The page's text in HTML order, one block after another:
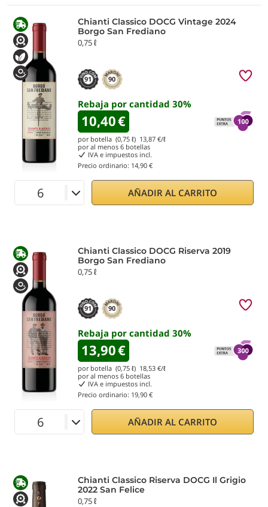
Chianti Classico DOCG Vintage 2024
Borgo San Frediano
0,75 ℓ
91 90
Rebaja por cantidad 30%
10,40€
por botella (0,75 ℓ) 13,87 €/ℓ
por al menos 6 botellas
IVA e impuestos incl.
Precio ordinario: 14,90 €
AÑADIR AL CARRITO
Chianti Classico DOCG Riserva 2019
Borgo San Frediano
0,75 ℓ
91 90
Rebaja por cantidad 30%
13,90€
por botella (0,75 ℓ) 18,53 €/ℓ
por al menos 6 botellas
IVA e impuestos incl.
Precio ordinario: 19,90 €
AÑADIR AL CARRITO
Chianti Classico Riserva DOCG Il Grigio
2022 San Felice
0,75 ℓ